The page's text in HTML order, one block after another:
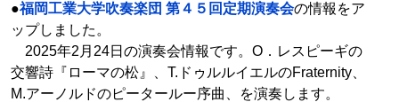
●福岡工業大学吹奏楽団 第４５回定期演奏会の情報をア
ップしました。
2025年2月24日の演奏会情報です。O．レスピーギの
交響詩『ローマの松』、T.ドゥルルイエルのFraternity、
M.アーノルドのピータールー序曲、を演奏します。